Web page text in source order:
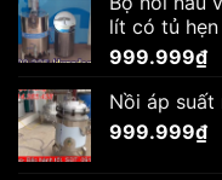
lít có tủ
999.999₫
Nồi áp suất
999.999₫